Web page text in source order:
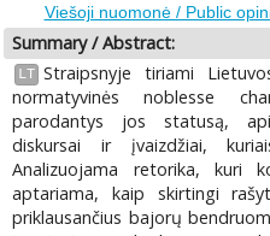
Viešoji nuomonė / Public
Summary / Abstract:
LT Straipsnyje tiriami
normatyvinės noblesse
parodantys jos statusą,
diskursai ir įvaizdžiai,
Analizuojama retorika, kuri
aptariama, kaip skirtingi
priklausančius bajorų